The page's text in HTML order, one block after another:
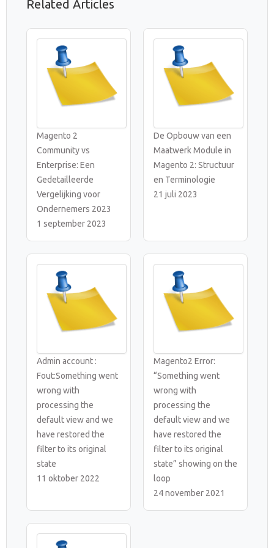
Related Articles
Magento 2
Community vs
Enterprise: Een
Gedetailleerde
Vergelijking voor
Ondernemers 2023
1 september 2023
De Opbouw van een
Maatwerk Module in
Magento 2: Structuur
en Terminologie
21 juli 2023
Admin account :
Fout:Something went
wrong with
processing the
default view and we
have restored the
filter to its original
state
11 oktober 2022
Magento2 Error:
“Something went
wrong with
processing the
default view and we
have restored the
filter to its original
state” showing on the
loop
24 november 2021